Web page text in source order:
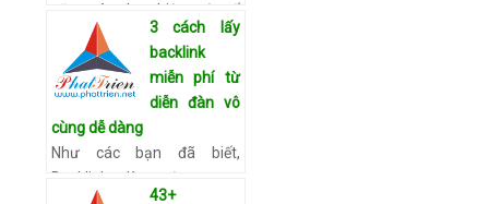
cũng nên thực hiện một số
tùy chỉnh để trang web tối
ưu hơn cũng như tăng tính
bảo mật cho bạn. … Xem
3 cách lấy
backlink
miễn phí từ
diễn đàn vô
cùng dễ dàng
Như các bạn đã biết,
Backlink là một trong
43+